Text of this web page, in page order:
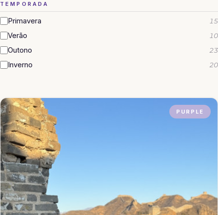
TEMPORADA
Primavera 15
Verão 10
Outono 23
Inverno 20
PURPLE